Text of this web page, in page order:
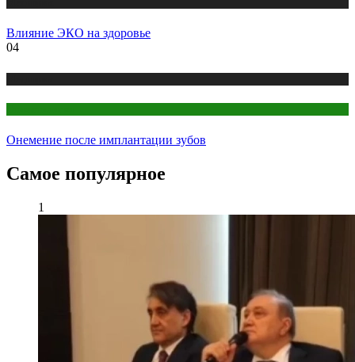
Влияние ЭКО на здоровье
04
Онемение после имплантации зубов
Самое популярное
1